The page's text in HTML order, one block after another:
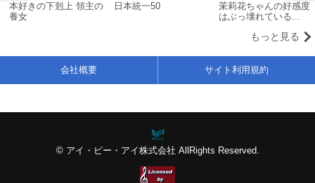
本好きの下剋上 領主の
養女
日本統一50
茉莉花ちゃんの好感度
はぶっ壊れている...
もっと見る
© アイ・ピー・アイ株式会社 AllRights Reserved.
会社概要 サイト利用規約